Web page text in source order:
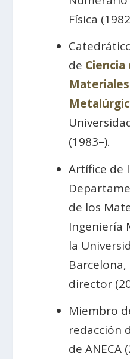
Física
de Ciencia
(1983–).
Artífice de
de los
Ingeniería
la
director
Miembro
redacción
de ANECA